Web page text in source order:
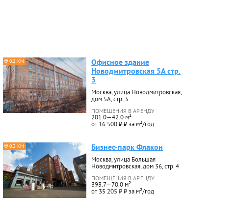
0.2 КМ
Офисное здание
Новодмитровская 5А стр.
3
Москва, улица Новодмитровская,
дом 5А, стр. 3
ПОМЕЩЕНИЯ В АРЕНДУ
201.0—42.0 м²
от 16 500 ₽ ₽ за м²/год
0.3 КМ Бизнес-парк Флакон
Москва, улица Большая
Новодмитровская, дом 36, стр. 4
ПОМЕЩЕНИЯ В АРЕНДУ
393.7—70.0 м²
от 35 205 ₽ ₽ за м²/год